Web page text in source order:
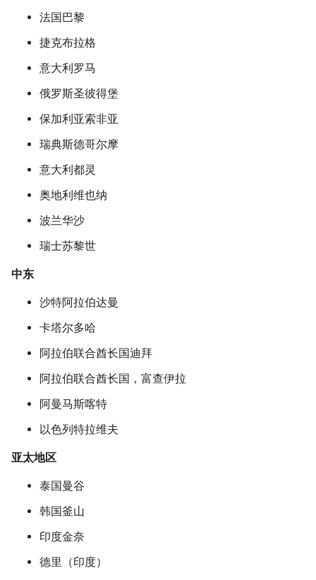
法国巴黎
捷克布拉格
意大利罗马
俄罗斯圣彼得堡
保加利亚索非亚
瑞典斯德哥尔摩
意大利都灵
奥地利维也纳
波兰华沙
瑞士苏黎世
中东
沙特阿拉伯达曼
卡塔尔多哈
阿拉伯联合酋长国迪拜
阿拉伯联合酋长国，富查伊拉
阿曼马斯喀特
以色列特拉维夫
亚太地区
泰国曼谷
韩国釜山
印度金奈
德里（印度）